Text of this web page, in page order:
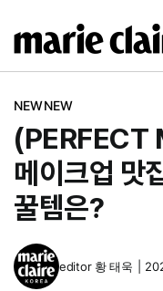
텐
NEWNEW
(PERFECT
메이크업 맛
꿀템은?
editor 황 태욱